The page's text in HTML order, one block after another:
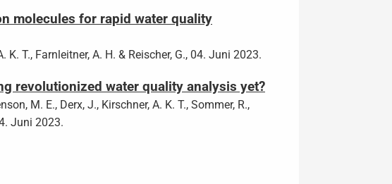
molecules for rapid water quality
K. T., Farnleitner, A. H. & Reischer, G., 04. Juni 2023.
revolutionized water quality analysis yet?
M. E., Derx, J., Kirschner, A. K. T., Sommer, R.,
Juni 2023.